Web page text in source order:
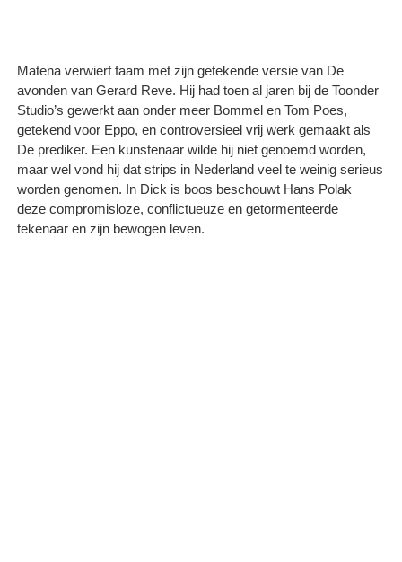
Matena verwierf faam met zijn getekende versie van De
avonden van Gerard Reve. Hij had toen al jaren bij de Toonder
Studio’s gewerkt aan onder meer Bommel en Tom Poes,
getekend voor Eppo, en controversieel vrij werk gemaakt als
De prediker. Een kunstenaar wilde hij niet genoemd worden,
maar wel vond hij dat strips in Nederland veel te weinig serieus
worden genomen. In Dick is boos beschouwt Hans Polak
deze compromisloze, conflictueuze en getormenteerde
tekenaar en zijn bewogen leven.